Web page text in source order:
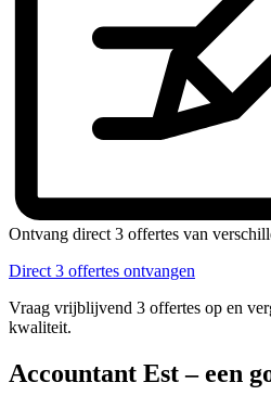
Ontvang direct 3 offertes van
Direct 3 offertes ontvangen
Vraag vrijblijvend 3 offertes op en
kwaliteit.
Accountant Est – een